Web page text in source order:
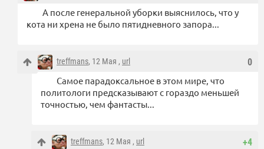
А после генеральной уборки выяснилось, что у
кота ни хрена не было пятидневного запора...
0
treffmans, 12 Мая , url
Самое парадоксальное в этом мире, что
политологи предсказывают с гораздо меньшей
точностью, чем фантасты...
+4
treffmans, 12 Мая , url